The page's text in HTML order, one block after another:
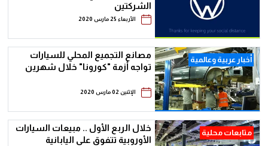
الشركتين
الأربعاء 25 مارس 2020
أخبار عربية وعالمية
مصانع التجميع المحلي للسيارات
تواجه أزمة "كورونا" خلال شهرين
الإثنين 02 مارس 2020
متابعات محلية
خلال الربع الأول .. مبيعات السيارات
الأوروبية تتفوق على اليابانية